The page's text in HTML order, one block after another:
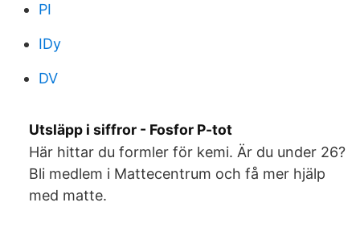
PI
IDy
DV
Utsläpp i siffror - Fosfor P-tot
Här hittar du formler för kemi. Är du under 26?
Bli medlem i Mattecentrum och få mer hjälp
med matte.